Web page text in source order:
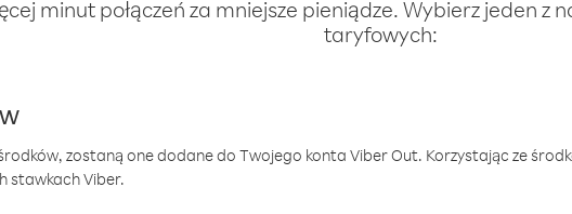
minut połączeń za mniejsze pieniądze. Wybierz jeden z
taryfowych:
zostaną one dodane do Twojego konta Viber Out. Korzystając ze
stawkach Viber.